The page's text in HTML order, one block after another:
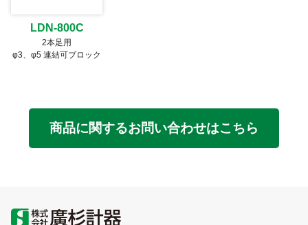
LDN-800C
2本足用
φ3、φ5 連結可ブロック
商品に関するお問い合わせはこちら